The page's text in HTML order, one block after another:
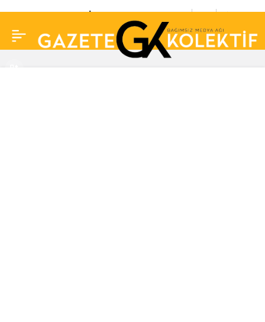
Tatlıses ve Mehmet Ali